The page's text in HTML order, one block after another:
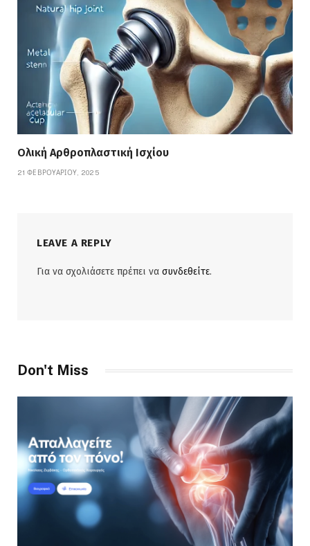
Ολική Αρθροπλαστική Ισχίου
21 ΦΕΒΡΟΥΑΡΊΟΥ, 2025
LEAVE A REPLY
Για να σχολιάσετε πρέπει να συνδεθείτε.
Don't Miss